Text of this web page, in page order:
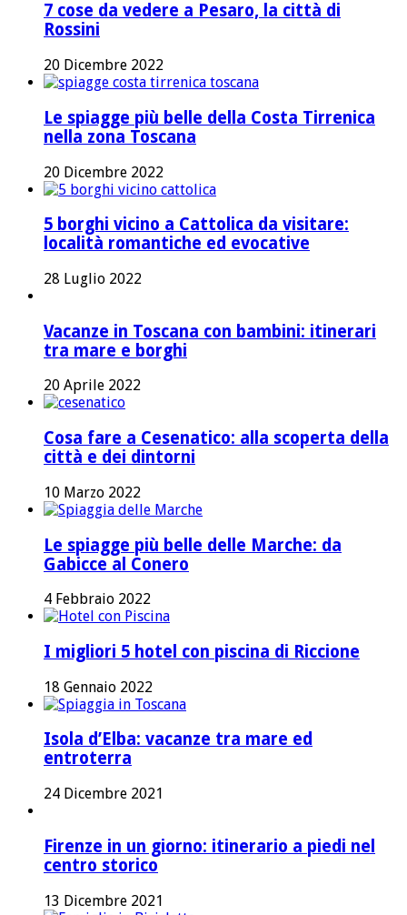
7 cose da vedere a Pesaro, la città di
Rossini
20 Dicembre 2022
Le spiagge più belle della Costa Tirrenica
nella zona Toscana
20 Dicembre 2022
5 borghi vicino a Cattolica da visitare:
località romantiche ed evocative
28 Luglio 2022
Vacanze in Toscana con bambini: itinerari
tra mare e borghi
20 Aprile 2022
Cosa fare a Cesenatico: alla scoperta della
città e dei dintorni
10 Marzo 2022
Le spiagge più belle delle Marche: da
Gabicce al Conero
4 Febbraio 2022
I migliori 5 hotel con piscina di Riccione
18 Gennaio 2022
Isola d’Elba: vacanze tra mare ed
entroterra
24 Dicembre 2021
Firenze in un giorno: itinerario a piedi nel
centro storico
13 Dicembre 2021